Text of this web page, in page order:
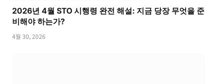
2026년 4월 STO 시행령 완전 해설: 지금 당장 무엇을 준
비해야 하는가?
4월 30, 2026